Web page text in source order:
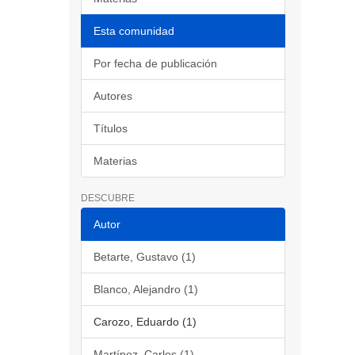
Esta comunidad
Por fecha de publicación
Autores
Títulos
Materias
DESCUBRE
Autor
Betarte, Gustavo (1)
Blanco, Alejandro (1)
Carozo, Eduardo (1)